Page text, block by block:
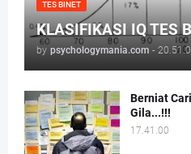
TES BINET
KLASIFIKASI IQ TES
by psychologymania.com -
Berniat
Gila...!!!
17.41.00